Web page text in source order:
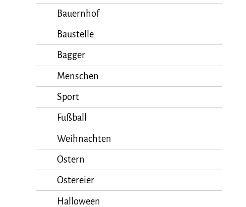
Bauernhof
Baustelle
Bagger
Menschen
Sport
Fußball
Weihnachten
Ostern
Ostereier
Halloween